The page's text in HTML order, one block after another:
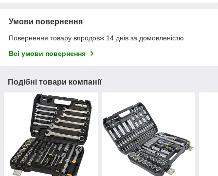
Умови повернення
Повернення товару впродовж 14 днів за домовленістю
Всі умови повернення
Подібні товари компанії